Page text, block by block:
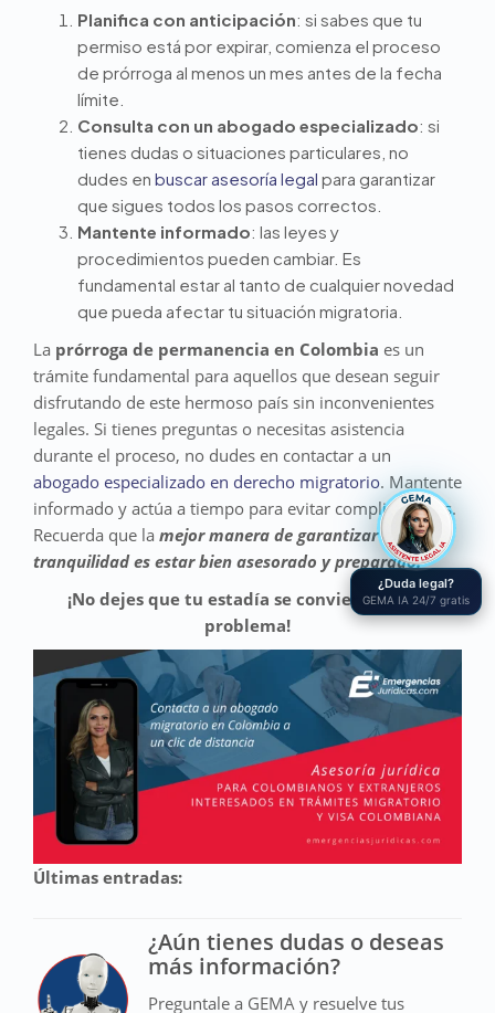
Planifica con anticipación: si sabes que tu
permiso está por expirar, comienza el proceso
de prórroga al menos un mes antes de la fecha
límite.
Consulta con un abogado especializado: si
tienes dudas o situaciones particulares, no
dudes en buscar asesoría legal para garantizar
que sigues todos los pasos correctos.
Mantente informado: las leyes y
procedimientos pueden cambiar. Es
fundamental estar al tanto de cualquier novedad
que pueda afectar tu situación migratoria.
La prórroga de permanencia en Colombia es un
trámite fundamental para aquellos que desean seguir
disfrutando de este hermoso país sin inconvenientes
legales. Si tienes preguntas o necesitas asistencia
durante el proceso, no dudes en contactar a un
abogado especializado en derecho migratorio. Mantente
informado y actúa a tiempo para evitar complicaciones.
Recuerda que la mejor manera de garantizar tu
tranquilidad es estar bien asesorado y preparado.
¡No dejes que tu estadía se convierta en un
problema!
Últimas entradas:
¿Aún tienes dudas o deseas
más información?
Preguntale a GEMA y resuelve tus
¿Duda legal?
GEMA IA 24/7 gratis